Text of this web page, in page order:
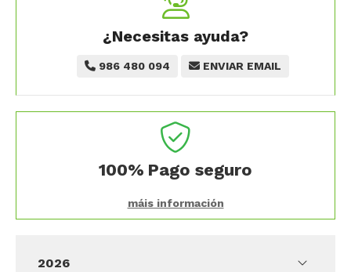
¿Necesitas ayuda?
986 480 094 ENVIAR EMAIL
100% Pago seguro
máis información
2026